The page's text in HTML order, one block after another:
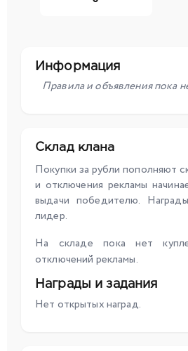
Информация
Правила и объявления пока
Склад клана
Покупки за рубли пополняют
и отключения рекламы
выдачи победителю.
лидер.
На складе пока нет
отключений рекламы.
Награды и задания
Нет открытых наград.